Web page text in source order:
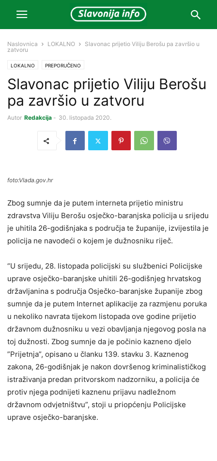
Naslovnica LOKALNO
Slavonac prijetio Viliju Berošu pa završio u
zatvoru
LOKALNO PREPORUČENO
Slavonac prijetio Viliju Berošu
pa završio u zatvoru
Autor Redakcija - 30. listopada 2020.
foto:Vlada.gov.hr
Zbog sumnje da je putem interneta prijetio ministru
zdravstva Viliju Berošu osječko-baranjska policija u srijedu
je uhitila 26-godišnjaka s područja te županije, izvijestila je
policija ne navodeći o kojem je dužnosniku riječ.
“U srijedu, 28. listopada policijski su službenici Policijske
uprave osječko-baranjske uhitili 26-godišnjeg hrvatskog
državljanina s područja Osječko-baranjske županije zbog
sumnje da je putem Internet aplikacije za razmjenu poruka
u nekoliko navrata tijekom listopada ove godine prijetio
državnom dužnosniku u vezi obavljanja njegovog posla na
toj dužnosti. Zbog sumnje da je počinio kazneno djelo
”Prijetnja”, opisano u članku 139. stavku 3. Kaznenog
zakona, 26-godišnjak je nakon dovršenog kriminalističkog
istraživanja predan pritvorskom nadzorniku, a policija će
protiv njega podnijeti kaznenu prijavu nadležnom
državnom odvjetništvu”, stoji u priopćenju Policijske
uprave osječko-baranjske.